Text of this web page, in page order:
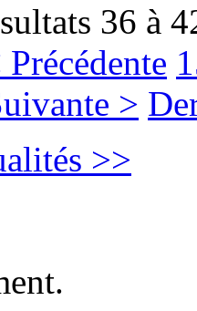
36 à
Précédente
>
>>